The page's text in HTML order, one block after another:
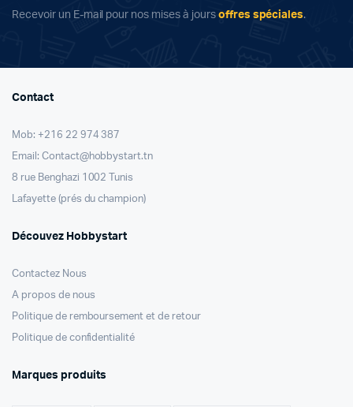
Recevoir un E-mail pour nos mises à jours offres spéciales.
Contact
Mob: +216 22 974 387
Email: Contact@hobbystart.tn
8 rue Benghazi 1002 Tunis
Lafayette (prés du champion)
Découvez Hobbystart
Contactez Nous
A propos de nous
Politique de remboursement et de retour
Politique de confidentialité
Marques produits